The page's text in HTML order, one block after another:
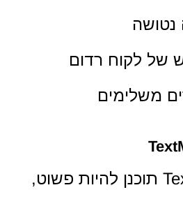
נטושה
של לקוח רדום
משלימים
ה-API של TextMe תוכנן להיות פשוט,